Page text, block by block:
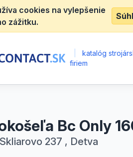
cookies na vylepšenie
zážitku.
katalóg
firiem
Bc Only
237 , Detva